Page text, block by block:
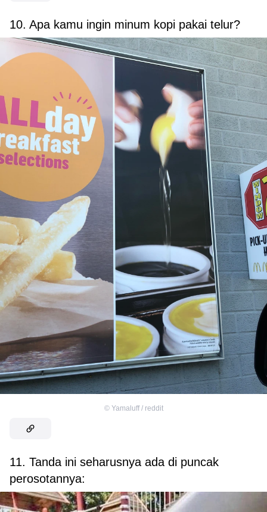
10. Apa kamu ingin minum kopi pakai telur?
© Yamaluff / reddit
11. Tanda ini seharusnya ada di puncak
perosotannya: